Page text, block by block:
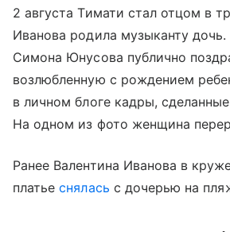
2 августа Тимати стал отцом в
Иванова родила музыканту
Симона Юнусова публично
возлюбленную с рождением
в личном блоге кадры,
На одном из фото женщина
Ранее Валентина Иванова в
платьеснялась с дочерью на